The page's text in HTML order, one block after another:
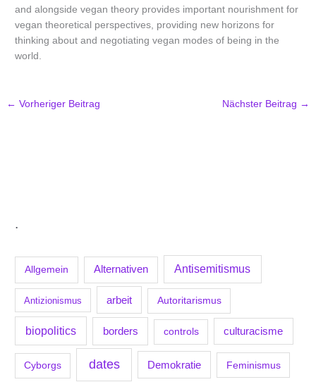
.
Allgemein Alternativen Antisemitismus
Antizionismus arbeit Autoritarismus
biopolitics borders controls culturacisme
Cyborgs dates Demokratie Feminismus
and alongside vegan theory provides important nourishment for
vegan theoretical perspectives, providing new horizons for
thinking about and negotiating vegan modes of being in the
world.
← Vorheriger Beitrag Nächster Beitrag →